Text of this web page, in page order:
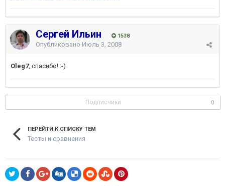
Сергей Ильин 1538
Опубликовано Июль 3, 2008
Oleg7, спасибо! :-)
Подписчики 0
ПЕРЕЙТИ К СПИСКУ ТЕМ
Тесты и сравнения